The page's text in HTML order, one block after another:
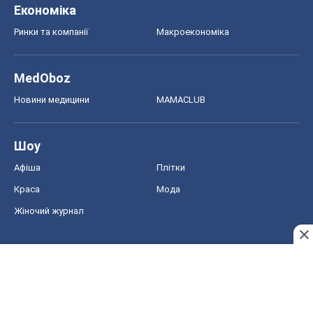
Економіка
Ринки та компанії Макроекономіка
MedOboz
Новини медицини MAMACLUB
Шоу
Афіша Плітки
Краса Мода
Жіночий журнал